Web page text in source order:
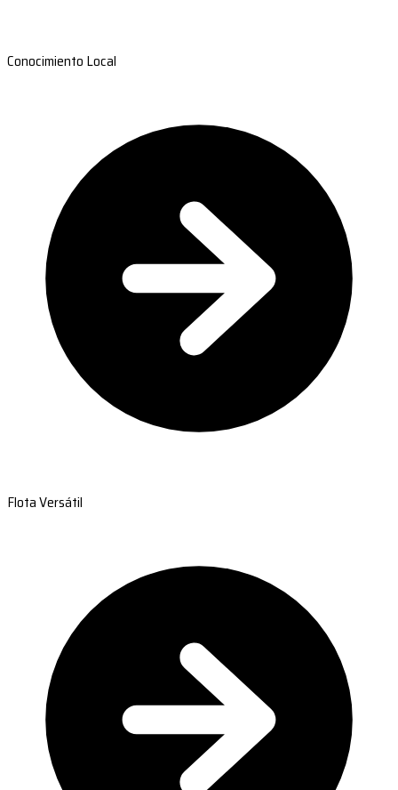
Conocimiento Local
Flota Versátil